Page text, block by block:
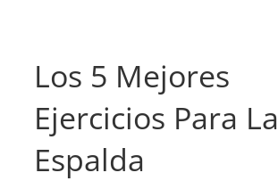
Los 5 Mejores
Ejercicios Para La
Espalda